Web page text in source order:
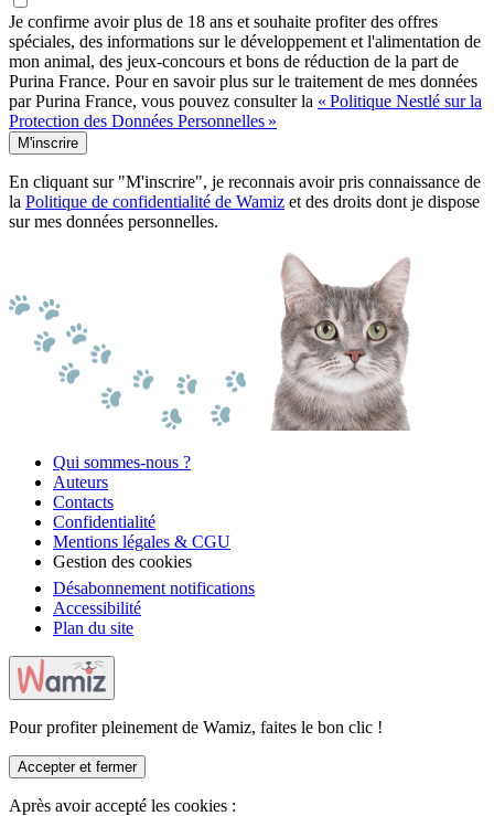
Je confirme avoir plus de 18 ans et souhaite profiter des offres
spéciales, des informations sur le développement et l'alimentation de
mon animal, des jeux-concours et bons de réduction de la part de
Purina France. Pour en savoir plus sur le traitement de mes données
par Purina France, vous pouvez consulter la « Politique Nestlé sur la
Protection des Données Personnelles »
M'inscrire
En cliquant sur "M'inscrire", je reconnais avoir pris connaissance de
la Politique de confidentialité de Wamiz et des droits dont je dispose
sur mes données personnelles.
Qui sommes-nous ?
Auteurs
Contacts
Confidentialité
Mentions légales & CGU
Gestion des cookies
Désabonnement notifications
Accessibilité
Plan du site
Pour profiter pleinement de Wamiz, faites le bon clic !
Accepter et fermer
Après avoir accepté les cookies :